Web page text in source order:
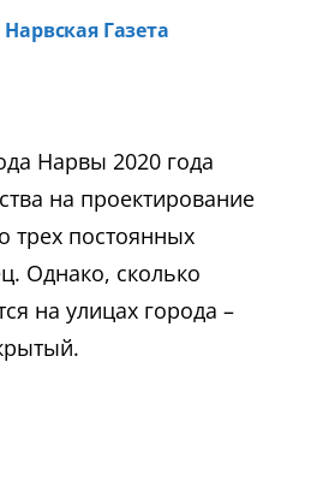
Нарвская Газета
Нарвы 2020 года
на проектирование
трех постоянных
Однако, сколько
на улицах города –